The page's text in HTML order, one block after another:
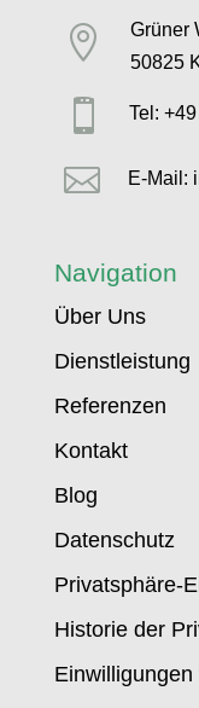

Grüner
50825
 Tel:
 E-Mail:
Navigation
Über Uns
Dienstleistung
Referenzen
Kontakt
Blog
Datenschutz
Privatsphäre-
Historie der